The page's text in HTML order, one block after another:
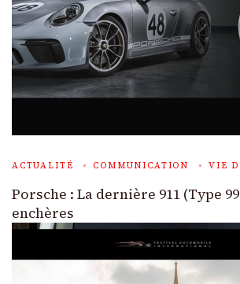
ACTUALITÉ COMMUNICATION VIE
Porsche : La dernière 911 (Type
enchères